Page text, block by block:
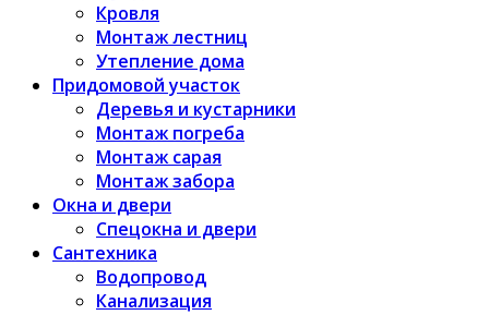
Кровля
Монтаж лестниц
Утепление дома
Придомовой участок
Деревья и кустарники
Монтаж погреба
Монтаж сарая
Монтаж забора
Окна и двери
Спецокна и двери
Сантехника
Водопровод
Канализация